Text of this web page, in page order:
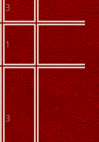
3
1
3